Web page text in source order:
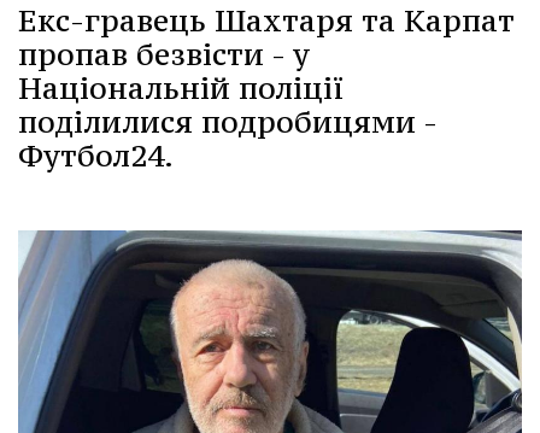
Екс-гравець Шахтаря та Карпат
пропав безвісти - у
Національній поліції
поділилися подробицями -
Футбол24.